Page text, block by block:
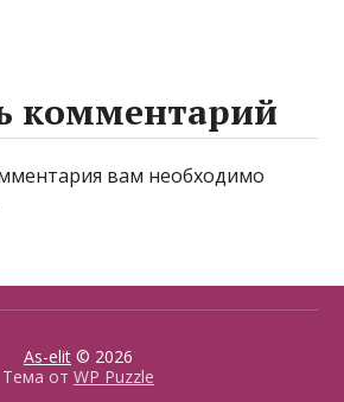
комментарий
вам необходимо
As-elit © 2026
Тема от WP Puzzle